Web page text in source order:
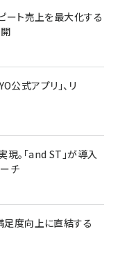
ート売上を最大化する
式アプリ」、リ
。「and ST」が導入
チ
足度向上に直結する